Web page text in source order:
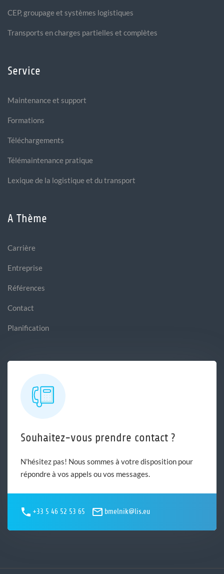
CEP, groupage et systèmes logistiques
Transports en charges partielles et complètes
Service
Maintenance et support
Formations
Téléchargements
Télémaintenance pratique
Lexique de la logistique et du transport
A Thème
Carrière
Entreprise
Références
Contact
Planification
Souhaitez-vous prendre contact ?
N'hésitez pas! Nous sommes à votre disposition pour
répondre à vos appels ou vos messages.
+33 5 46 52 53 65 bmelnik@lis.eu